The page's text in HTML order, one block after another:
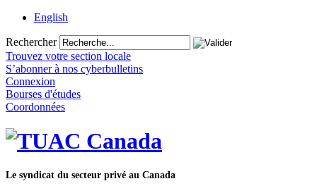
English
Rechercher
Trouvez votre section locale
S’abonner à nos cyberbulletins
Connexion
Bourses d'études
Coordonnées
Le syndicat du secteur privé au Canada